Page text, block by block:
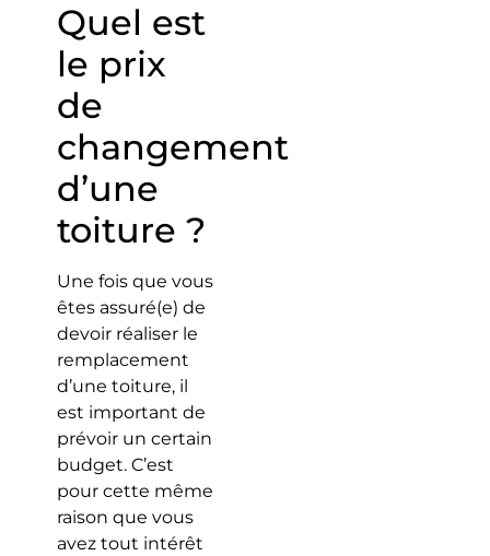
Quel est
le prix
de
changement
d’une
toiture ?
Une fois que vous
êtes assuré(e) de
devoir réaliser le
remplacement
d’une toiture, il
est important de
prévoir un certain
budget. C’est
pour cette même
raison que vous
avez tout intérêt